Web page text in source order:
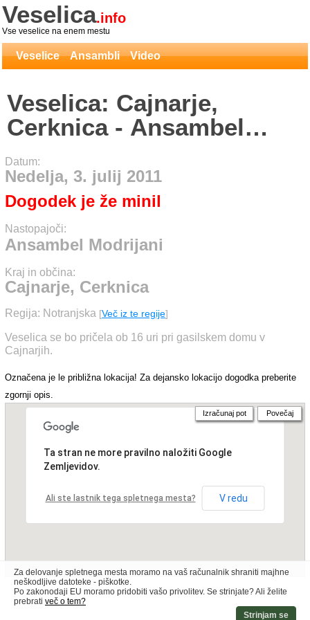
Veselica.info
Vse veselice na enem mestu
Veselice Ansambli Video
Veselica: Cajnarje,
Cerknica - Ansambel
Modrijani
Datum:
Nedelja, 3. julij 2011
Dogodek je že minil
Nastopajoči:
Ansambel Modrijani
Kraj in občina:
Cajnarje, Cerknica
Regija: Notranjska [Več iz te regije]
Veselica se bo pričela ob 16 uri pri gasilskem domu v
Cajnarjih.
Označena je le približna lokacija! Za dejansko lokacijo dogodka preberite
zgornji opis.
Ta stran ne more pravilno naložiti Google
Zemljevidov.
Ali ste lastnik tega spletnega mesta? V redu
Izračunaj pot Povečaj
Za delovanje spletnega mesta moramo na vaš računalnik shraniti majhne
neškodljive datoteke - piškotke.
Po zakonodaji EU moramo pridobiti vašo privolitev. Se strinjate? Ali želite
prebrati več o tem?
Strinjam se